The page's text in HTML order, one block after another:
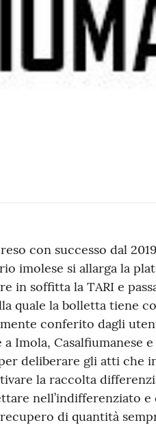
con successo dal
imolese si allarga la
in soffitta la TARI e
quale la bolletta tiene
conferito dagli
Imola, Casalfiumanese
deliberare gli atti che
la raccolta
nell’indifferenziato
di quantità